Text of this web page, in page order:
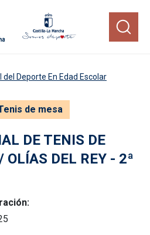
de mesa
DE TENIS DE
OLÍAS DEL REY - 2ª